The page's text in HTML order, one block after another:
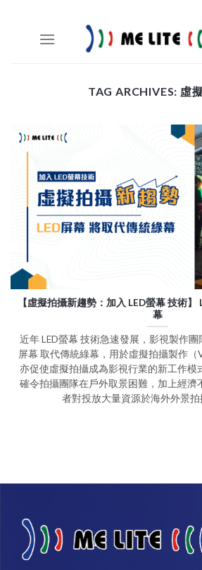
TAG ARCHIVES: 虛
【虛擬拍攝新趨勢：加入 LED螢幕 技術
幕
近年 LED螢幕 技術急速發展，影視製作團
屏幕 取代傳統綠幕，用於虛擬拍攝製作（
亦促使虛擬拍攝成為影視行業的新工作模
確令拍攝團隊在戶外取景困難，加上經濟
者對投放大量資源於海外外景拍